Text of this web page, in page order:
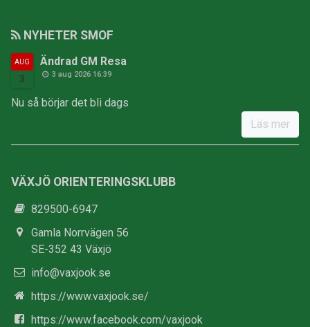
NYHETER SMOF
AUG
3
Ändrad GM Resa
3 aug 2026 16:39
Nu så börjar det bli dags
Läs mer
VÄXJÖ ORIENTERINGSKLUBB
829500-6947
Gamla Norrvägen 56
SE-352 43 Växjö
info@vaxjook.se
https://www.vaxjook.se/
https://www.facebook.com/vaxjook